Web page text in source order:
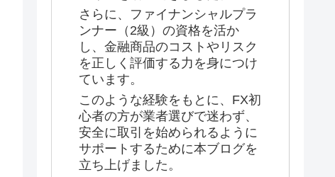
さらに、ファイナンシャルプラ
ンナー（2級）の資格を活か
し、金融商品のコストやリスク
を正しく評価する力を身につけ
ています。
このような経験をもとに、FX初
心者の方が業者選びで迷わず、
安全に取引を始められるように
サポートするために本ブログを
立ち上げました。